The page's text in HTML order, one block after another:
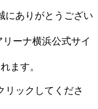
にありがとうござい
ーナ横浜公式サイ
ます。
リックしてくださ